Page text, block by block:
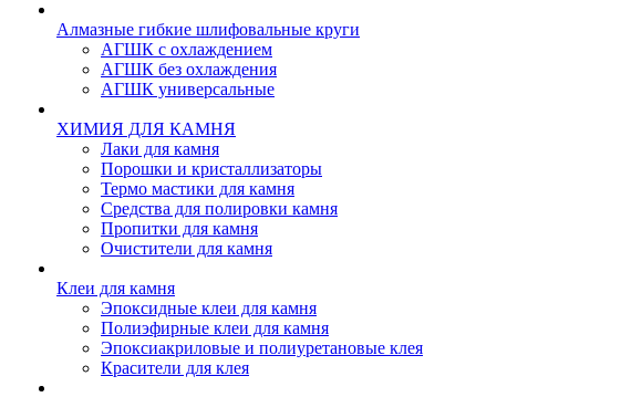
Алмазные гибкие шлифовальные круги
АГШК с охлаждением
АГШК без охлаждения
АГШК универсальные
ХИМИЯ ДЛЯ КАМНЯ
Лаки для камня
Порошки и кристаллизаторы
Термо мастики для камня
Средства для полировки камня
Пропитки для камня
Очистители для камня
Клеи для камня
Эпоксидные клеи для камня
Полиэфирные клеи для камня
Эпоксиакриловые и полиуретановые клея
Красители для клея